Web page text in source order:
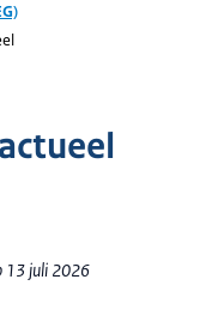
13 juli 2026